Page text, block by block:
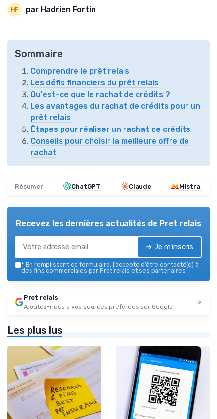
par Hadrien Fortin
Sommaire
Comprendre le prêt relais
Les défis financiers du prêt relais
Qu'est-ce que le rachat de crédits ?
Les avantages du rachat de crédits pour un
prêt relais
Étapes pour réaliser un rachat de crédits
Conseils pour choisir la meilleure offre de
rachat
Résumer ChatGPT Claude Mistral
Recevez les dernières actualités de Pret relais
➔ Je m'inscris
* En remplissant ce formulaire, j’accepte d’être contacté(e) à
des fins commerciales par Pret relais et ses partenaires.
Pret relais
Ajoutez-nous à vos sources préférées sur Google
Les plus lus